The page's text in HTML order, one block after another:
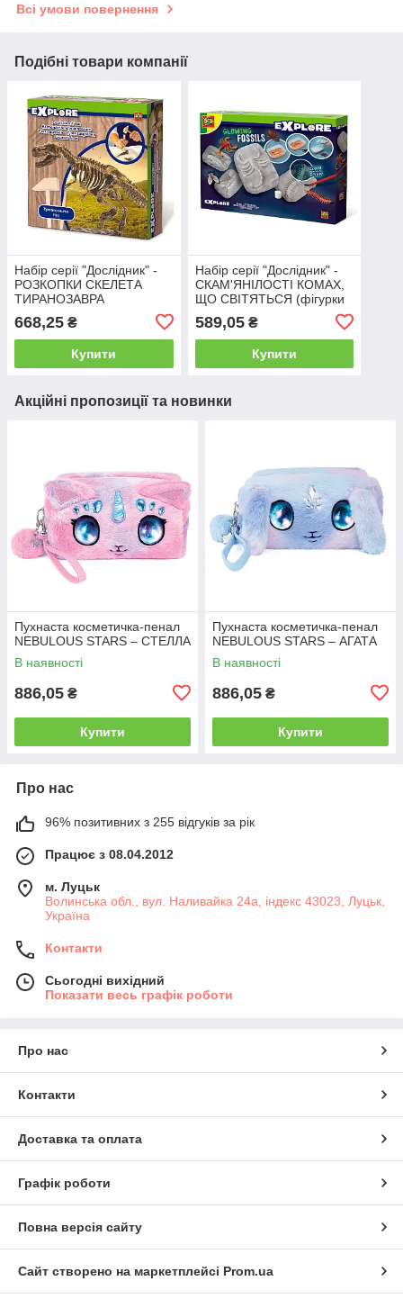
Всі умови повернення
Подібні товари компанії
Набір серії "Дослідник" -
РОЗКОПКИ СКЕЛЕТА
ТИРАНОЗАВРА
"скам'янілості")
668,25 ₴
Купити
Набір серії "Дослідник" -
СКАМ'ЯНІЛОСТІ КОМАХ,
ЩО СВІТЯТЬСЯ (фігурки
пензлик)
589,05₴
Купити
Акційні пропозиції та новинки
Пухнаста косметичка-пенал
NEBULOUS STARS – СТЕЛЛА
В наявності
886,05 ₴
Купити
Пухнаста косметичка-пенал
NEBULOUS STARS – АГАТА
В наявності
886,05 ₴
Купити
Про нас
96% позитивних з 255 відгуків за рік
Працює з 08.04.2012
м. Луцьк
Волинська обл., вул. Наливайка 24а, індекс 43023, Луцьк,
Україна
Контакти
Сьогодні вихідний
Показати весь графік роботи
Про нас
Контакти
Доставка та оплата
Графік роботи
Повна версія сайту
Сайт створено на маркетплейсі Prom.ua